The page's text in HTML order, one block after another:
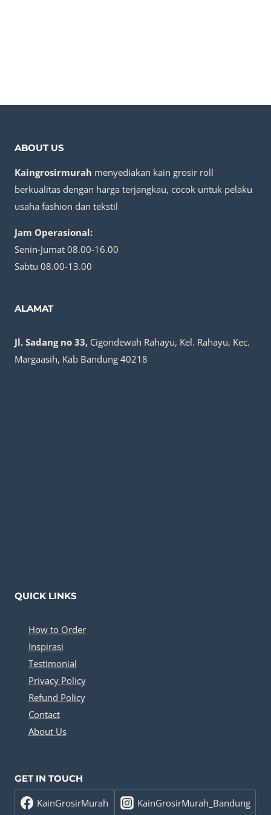
ABOUT US
Kaingrosirmurah menyediakan kain grosir roll
berkualitas dengan harga terjangkau, cocok untuk pelaku
usaha fashion dan tekstil
Jam Operasional:
Senin-Jumat 08.00-16.00
Sabtu 08.00-13.00
ALAMAT
Jl. Sadang no 33, Cigondewah Rahayu, Kel. Rahayu, Kec.
Margaasih, Kab Bandung 40218
QUICK LINKS
How to Order
Inspirasi
Testimonial
Privacy Policy
Refund Policy
Contact
About Us
GET IN TOUCH
KainGrosirMurah KainGrosirMurah_Bandung